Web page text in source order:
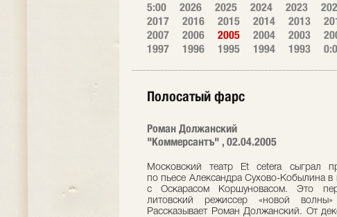
5:00 2026 2025 2024 2023
2017
2016 2015 2014 2013
2007
2006 2005 2004 2003
1997
1996 1995 1994 1993
Полосатый фарс
Роман Должанский
"Коммерсантъ" , 02.04.2005
Московский театр Et cetera сыграл
по пьесе Александра Сухово-Кобылина в
с Оскарасом Коршуновасом. Это
литовский режиссер «новой
Рассказывает Роман Должанский. От